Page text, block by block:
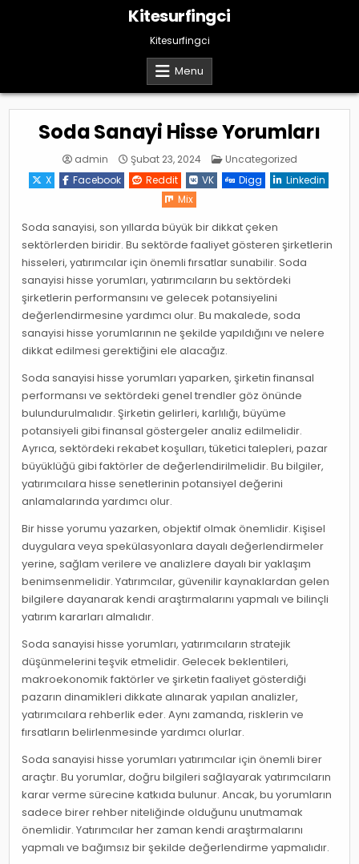
Kitesurfingci
Kitesurfingci
Menu
Soda Sanayi Hisse Yorumları
admin Şubat 23, 2024 Posted
Uncategorized
X
Facebook Reddit VK Digg
Linkedin
Mix
Soda sanayisi, son yıllarda büyük bir dikkat çeken
sektörlerden biridir. Bu sektörde faaliyet gösteren şirketlerin
hisseleri, yatırımcılar için önemli fırsatlar sunabilir. Soda
sanayisi hisse yorumları, yatırımcıların bu sektördeki
şirketlerin performansını ve gelecek potansiyelini
değerlendirmesine yardımcı olur. Bu makalede, soda
sanayisi hisse yorumlarının ne şekilde yapıldığını ve nelere
dikkat edilmesi gerektiğini ele alacağız.
Soda sanayisi hisse yorumları yaparken, şirketin finansal
performansı ve sektördeki genel trendler göz önünde
bulundurulmalıdır. Şirketin gelirleri, karlılığı, büyüme
potansiyeli gibi finansal göstergeler analiz edilmelidir.
Ayrıca, sektördeki rekabet koşulları, tüketici talepleri, pazar
büyüklüğü gibi faktörler de değerlendirilmelidir. Bu bilgiler,
yatırımcılara hisse senetlerinin potansiyel değerini
anlamalarında yardımcı olur.
Bir hisse yorumu yazarken, objektif olmak önemlidir. Kişisel
duygulara veya spekülasyonlara dayalı değerlendirmeler
yerine, sağlam verilere ve analizlere dayalı bir yaklaşım
benimsenmelidir. Yatırımcılar, güvenilir kaynaklardan gelen
bilgilere dayanarak kendi araştırmalarını yapmalı ve bilinçli
yatırım kararları almalıdır.
Soda sanayisi hisse yorumları, yatırımcıların stratejik
düşünmelerini teşvik etmelidir. Gelecek beklentileri,
makroekonomik faktörler ve şirketin faaliyet gösterdiği
pazarın dinamikleri dikkate alınarak yapılan analizler,
yatırımcılara rehberlik eder. Aynı zamanda, risklerin ve
fırsatların belirlenmesinde yardımcı olurlar.
Soda sanayisi hisse yorumları yatırımcılar için önemli birer
araçtır. Bu yorumlar, doğru bilgileri sağlayarak yatırımcıların
karar verme sürecine katkıda bulunur. Ancak, bu yorumların
sadece birer rehber niteliğinde olduğunu unutmamak
önemlidir. Yatırımcılar her zaman kendi araştırmalarını
yapmalı ve bağımsız bir şekilde değerlendirme yapmalıdır.